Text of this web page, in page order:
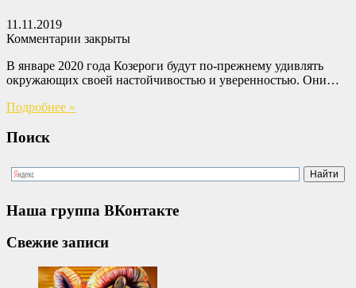
11.11.2019
Комментарии закрыты
В январе 2020 года Козероги будут по-прежнему удивлять
окружающих своей настойчивостью и уверенностью. Они…
Подробнее »
Поиск
Наша группа ВКонтакте
Свежие записи